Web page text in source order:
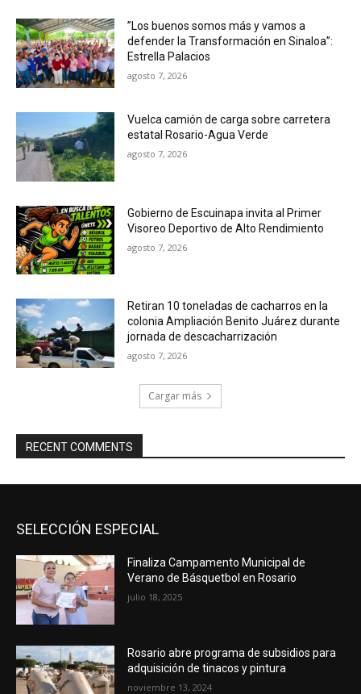
”Los buenos somos más y vamos a
defender la Transformación en Sinaloa”:
Estrella Palacios
agosto 7, 2026
Vuelca camión de carga sobre carretera
estatal Rosario-Agua Verde
agosto 7, 2026
Gobierno de Escuinapa invita al Primer
Visoreo Deportivo de Alto Rendimiento
agosto 7, 2026
Retiran 10 toneladas de cacharros en la
colonia Ampliación Benito Juárez durante
jornada de descacharrización
agosto 7, 2026
Cargar más
RECENT COMMENTS
SELECCIÓN ESPECIAL
Finaliza Campamento Municipal de
Verano de Básquetbol en Rosario
julio 18, 2025
Rosario abre programa de subsidios para
adquisición de tinacos y pintura
noviembre 13, 2024